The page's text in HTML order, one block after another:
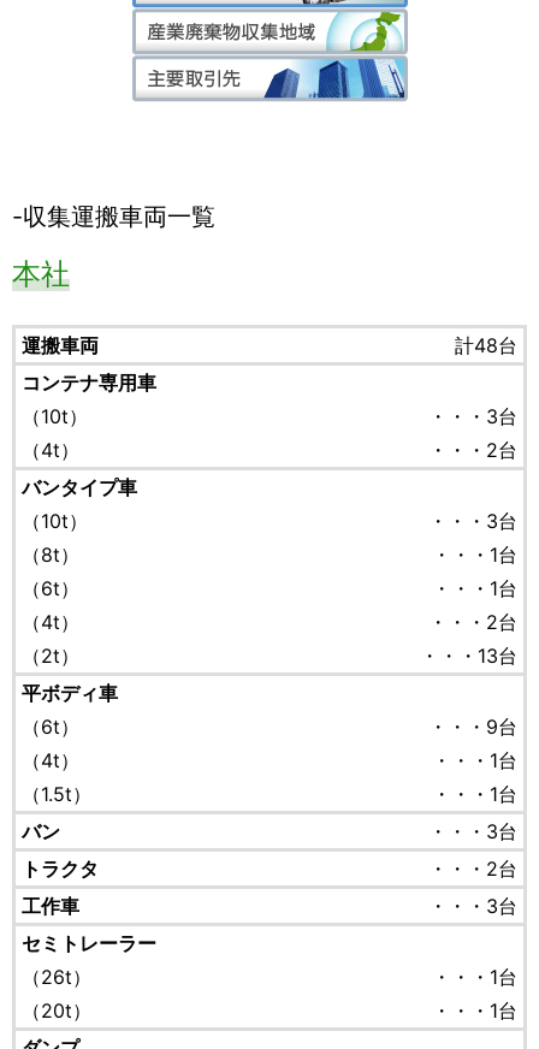
収集運搬車両一覧
本社
運搬車両
計48台
コンテナ専用車
（10t）
・・・3台
（4t）
・・・2台
バンタイプ車
（10t）
・・・3台
（8t）
・・・1台
（6t）
・・・1台
（4t）
・・・2台
（2t）
・・・13台
平ボディ車
（6t）
・・・9台
（4t）
・・・1台
（1.5t）
・・・1台
バン
・・・3台
トラクタ
・・・2台
工作車
・・・3台
セミトレーラー
（26t）
・・・1台
（20t）
・・・1台